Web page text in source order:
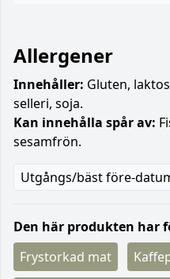
Allergener
Innehåller: Gluten,
selleri, soja.
Kan innehålla spår av:
sesamfrön.
Utgångs/bäst före-
Den här produkten har
Frystorkad mat